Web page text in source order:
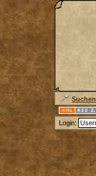
Suchen
Login: